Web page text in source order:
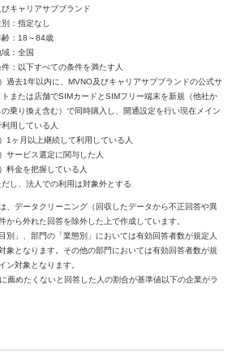
びキャリアサブブランド
別：指定なし
齢：18～84歳
域：全国
件：以下すべての条件を満たす人
過去1年以内に、MVNO及びキャリアサブブランドの公式サ
トまたは店舗でSIMカードとSIMフリー端末を新規（他社か
の乗り換え含む）で同時購入し、開通設定を行い現在メイン
利用している人
1ヶ月以上継続して利用している人
サービス選定に関与した人
料金を把握している人
だし、法人での利用は対象外とする
、データクリーニング（回収したデータから不正回答や異
から外れた回答を除外した上で作成しています。
」、部門の「業態別」においては有効回答者数が規定人
象となります。その他の部門においては有効回答者数が規
ン対象となります。
薦めたくないと回答した人の割合が基準値以下の企業がラ